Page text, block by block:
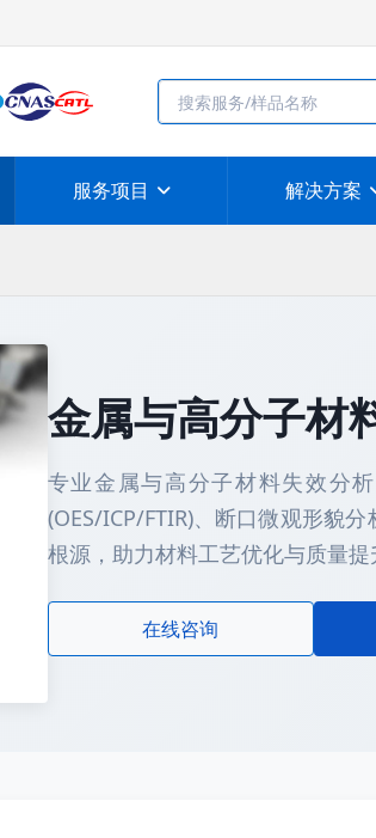
服务项目 解决方案
金属与高分子材
专业金属与高分子材料失效分
(OES/ICP/FTIR)、断口微观形貌
根源，助力材料工艺优化与质量提
在线咨询